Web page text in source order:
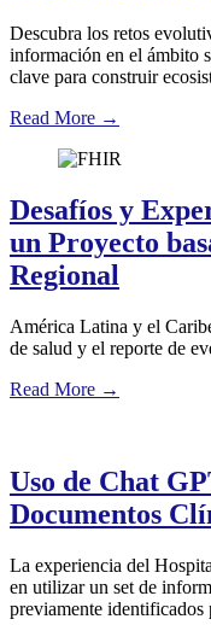
Descubra los retos
información en el ámbito
clave para construir
Read More →
Desafíos y
un Proyecto
Regional
América Latina y el
de salud y el reporte de
Read More →
Uso de Chat
Documentos
La experiencia del
en utilizar un set de
previamente identificados